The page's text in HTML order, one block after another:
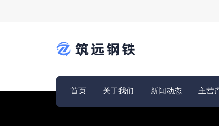
首页 关于我们 新闻动态 主营